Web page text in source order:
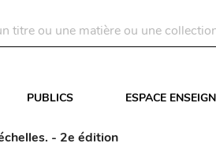
PUBLICS ESPACE
- 2e édition